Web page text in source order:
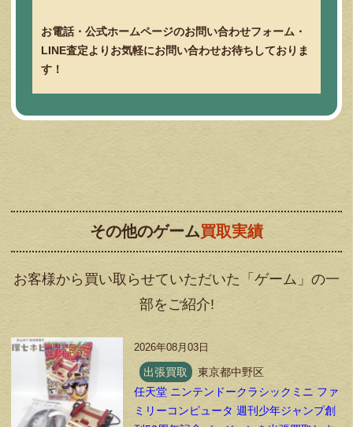
お電話・公式ホームページのお問い合わせフォーム・
LINE査定よりお気軽にお問い合わせお待ちしておりま
す！
その他のゲーム買取実績
お客様から買い取らせていただいた「ゲーム」の一
部をご紹介!
2026年08月03日
出張買取
東京都中野区
任天堂 ニンテンドークラシックミニ ファ
ミリーコンピュータ 週刊少年ジャンプ創